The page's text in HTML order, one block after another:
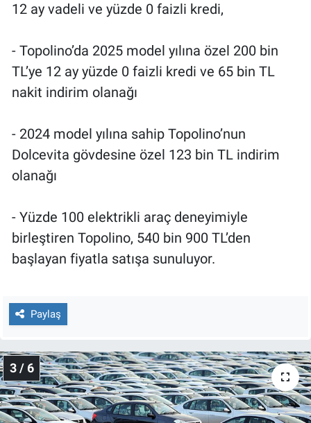
12 ay vadeli ve yüzde 0 faizli kredi,
- Topolino’da 2025 model yılına özel 200 bin
TL’ye 12 ay yüzde 0 faizli kredi ve 65 bin TL
nakit indirim olanağı
- 2024 model yılına sahip Topolino’nun
Dolcevita gövdesine özel 123 bin TL indirim
olanağı
- Yüzde 100 elektrikli araç deneyimiyle
birleştiren Topolino, 540 bin 900 TL’den
başlayan fiyatla satışa sunuluyor.
Paylaş
3 / 6